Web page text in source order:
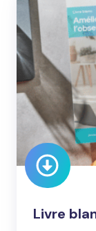
blanc
:
améliorer
l'observance
Livre